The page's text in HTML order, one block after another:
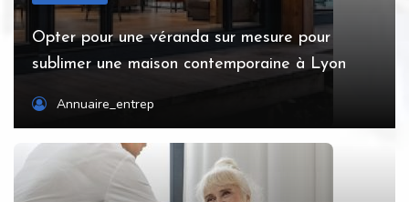
Opter pour une véranda sur mesure pour
sublimer une maison contemporaine à Lyon
Annuaire_entrep